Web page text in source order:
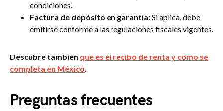
condiciones.
Factura de depósito en garantía:Si aplica, debe
emitirse conforme a las regulaciones fiscales vigentes.
Descubre también qué es el recibo de renta y cómo se
completa en México.
Preguntas frecuentes